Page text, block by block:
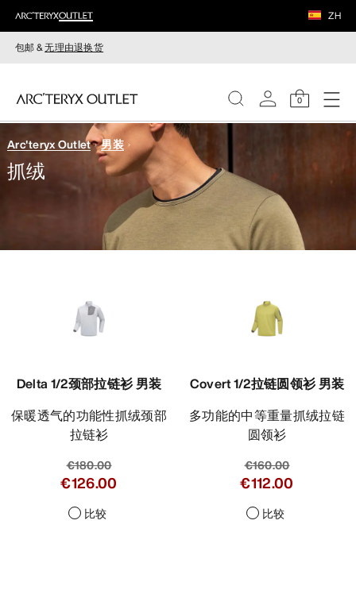
ZH
包邮 &无理由退换货
0
女装
Arc'teryx Outlet 男装
抓绒
Delta 1/2颈部拉链衫 男装
保暖透气的功能性抓绒颈部
拉链衫
€180.00
€126.00
比较
Covert 1/2拉链圆领衫 男装
多功能的中等重量抓绒拉链
圆领衫
€160.00
€112.00
比较